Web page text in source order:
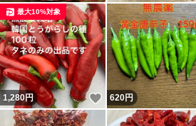
1,280円 いいね！
最大10%対象
620円